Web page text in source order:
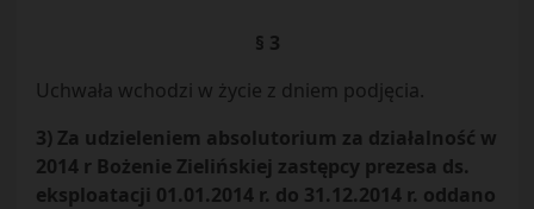
§ 3
Uchwała wchodzi w życie z dniem podjęcia.
3) Za udzieleniem absolutorium za działalność w
2014 r Bożenie Zielińskiej zastępcy prezesa ds.
eksploatacji 01.01.2014 r. do 31.12.2014 r. oddano